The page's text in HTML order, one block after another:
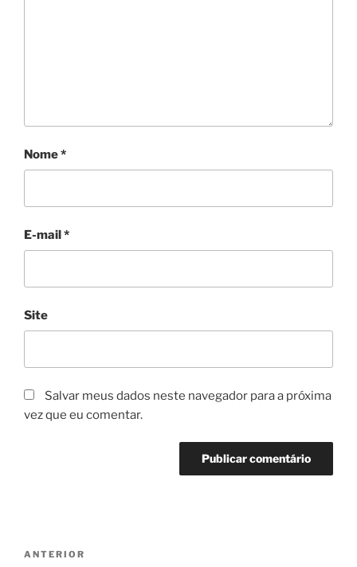
Nome*
E-mail*
Site
Salvar meus dados neste navegador para a próxima
vez que eu comentar.
Navegação
Post
ANTERIOR